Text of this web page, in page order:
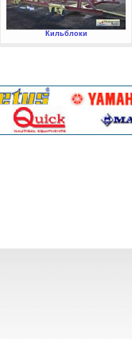
Кильблоки